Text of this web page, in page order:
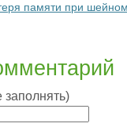
памяти при